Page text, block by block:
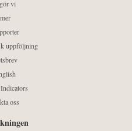
vi
uppföljning
oss